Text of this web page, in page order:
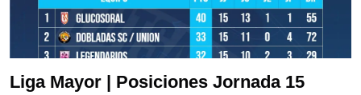
Liga Mayor | Posiciones Jornada 15